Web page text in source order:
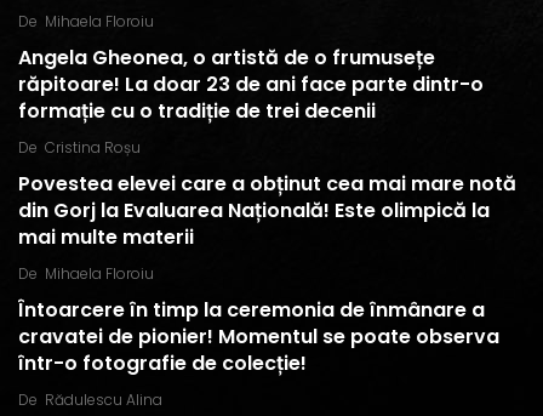
De Mihaela Floroiu
Angela Gheonea, o artistă de o frumusețe
răpitoare! La doar 23 de ani face parte dintr-o
formație cu o tradiție de trei decenii
De Cristina Roșu
Povestea elevei care a obținut cea mai mare notă
din Gorj la Evaluarea Națională! Este olimpică la
mai multe materii
De Mihaela Floroiu
Întoarcere în timp la ceremonia de înmânare a
cravatei de pionier! Momentul se poate observa
într-o fotografie de colecție!
De Rădulescu Alina